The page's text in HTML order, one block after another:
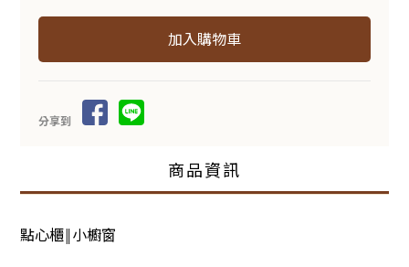
分享到
商品資訊
點心櫃‖小櫥窗